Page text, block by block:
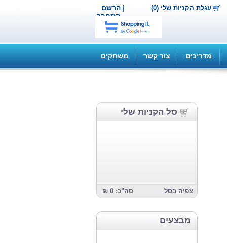
הרשם |
התחבר
עגלת הקניות שלי (0)
מדריכים צור קשר משחקים
סל הקניות שלי
צפיה בסל סה"כ: 0 ₪
מבצעים